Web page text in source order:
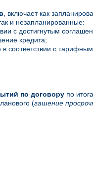
, включает как
и незапланированные:
с достигнутым
кредита;
соответствии с
по договорупо
(гашение